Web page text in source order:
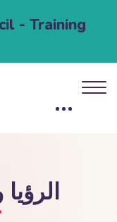
- Training